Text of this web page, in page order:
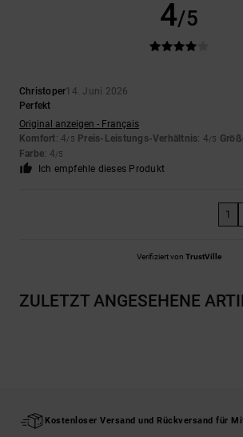
4/5
Christoper14. Juni 2026
Perfekt
Original anzeigen - Français
Komfort: 4/5 Preis-Leistungs-Verhältnis: 4/5
Farbe: 4/5
Ich empfehle dieses Produkt
1
Verifiziert von TrustVille
ZULETZT ANGESEHENE
Kostenloser Versand und Rückversand für